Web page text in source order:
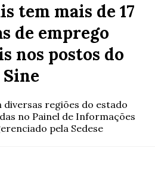
tem mais de 17
de emprego
nos postos do
Sine
regiões do estado
no Painel de Informações
pela Sedese